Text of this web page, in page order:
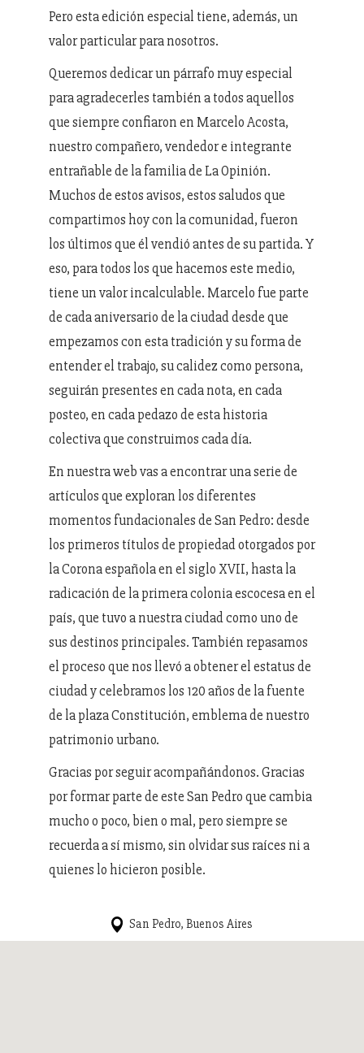
Pero esta edición especial tiene, además, un
valor particular para nosotros.
Queremos dedicar un párrafo muy especial
para agradecerles también a todos aquellos
que siempre confiaron en Marcelo Acosta,
nuestro compañero, vendedor e integrante
entrañable de la familia de La Opinión.
Muchos de estos avisos, estos saludos que
compartimos hoy con la comunidad, fueron
los últimos que él vendió antes de su partida. Y
eso, para todos los que hacemos este medio,
tiene un valor incalculable. Marcelo fue parte
de cada aniversario de la ciudad desde que
empezamos con esta tradición y su forma de
entender el trabajo, su calidez como persona,
seguirán presentes en cada nota, en cada
posteo, en cada pedazo de esta historia
colectiva que construimos cada día.
En nuestra web vas a encontrar una serie de
artículos que exploran los diferentes
momentos fundacionales de San Pedro: desde
los primeros títulos de propiedad otorgados por
la Corona española en el siglo XVII, hasta la
radicación de la primera colonia escocesa en el
país, que tuvo a nuestra ciudad como uno de
sus destinos principales. También repasamos
el proceso que nos llevó a obtener el estatus de
ciudad y celebramos los 120 años de la fuente
de la plaza Constitución, emblema de nuestro
patrimonio urbano.
Gracias por seguir acompañándonos. Gracias
por formar parte de este San Pedro que cambia
mucho o poco, bien o mal, pero siempre se
recuerda a sí mismo, sin olvidar sus raíces ni a
quienes lo hicieron posible.
San Pedro, Buenos Aires